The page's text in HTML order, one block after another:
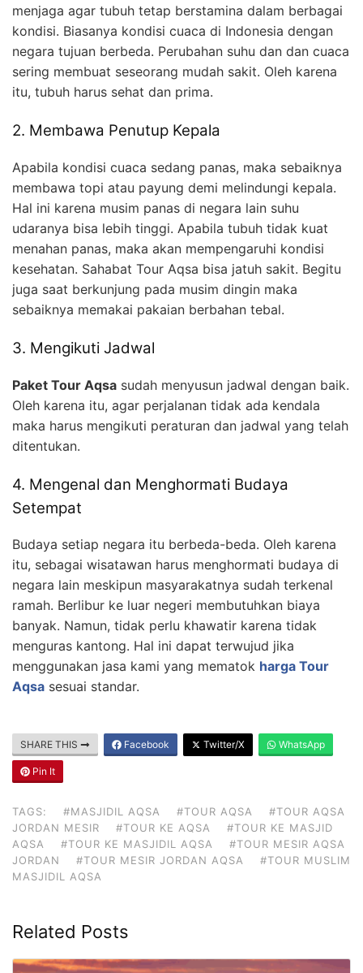
menjaga agar tubuh tetap berstamina dalam berbagai
kondisi. Biasanya kondisi cuaca di Indonesia dengan
negara tujuan berbeda. Perubahan suhu dan dan cuaca
sering membuat seseorang mudah sakit. Oleh karena
itu, tubuh harus sehat dan prima.
2. Membawa Penutup Kepala
Apabila kondisi cuaca sedang panas, maka sebaiknya
membawa topi atau payung demi melindungi kepala.
Hal ini karena musim panas di negara lain suhu
udaranya bisa lebih tinggi. Apabila tubuh tidak kuat
menahan panas, maka akan mempengaruhi kondisi
kesehatan. Sahabat Tour Aqsa bisa jatuh sakit. Begitu
juga saat berkunjung pada musim dingin maka
sebaiknya memakai pakaian berbahan tebal.
3. Mengikuti Jadwal
Paket Tour Aqsa sudah menyusun jadwal dengan baik.
Oleh karena itu, agar perjalanan tidak ada kendala
maka harus mengikuti peraturan dan jadwal yang telah
ditentukan.
4. Mengenal dan Menghormati Budaya
Setempat
Budaya setiap negara itu berbeda-beda. Oleh karena
itu, sebagai wisatawan harus menghormati budaya di
negara lain meskipun masyarakatnya sudah terkenal
ramah. Berlibur ke luar negeri membutuhkan biaya
banyak. Namun, tidak perlu khawatir karena tidak
menguras kantong. Hal ini dapat terwujud jika
menggunakan jasa kami yang mematok harga Tour
Aqsa sesuai standar.
SHARE THIS Facebook Twitter/X WhatsApp
Pin It
TAGS: #MASJIDIL AQSA #TOUR AQSA
#TOUR AQSA
JORDAN MESIR
#TOUR KE AQSA
#TOUR KE MASJID
AQSA
#TOUR KE MASJIDIL AQSA
#TOUR MESIR AQSA
JORDAN
#TOUR MESIR JORDAN AQSA
#TOUR MUSLIM
MASJIDIL AQSA
Related Posts